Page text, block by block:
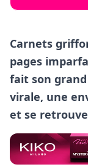
Carnets
pages
fait son
virale, une
et se